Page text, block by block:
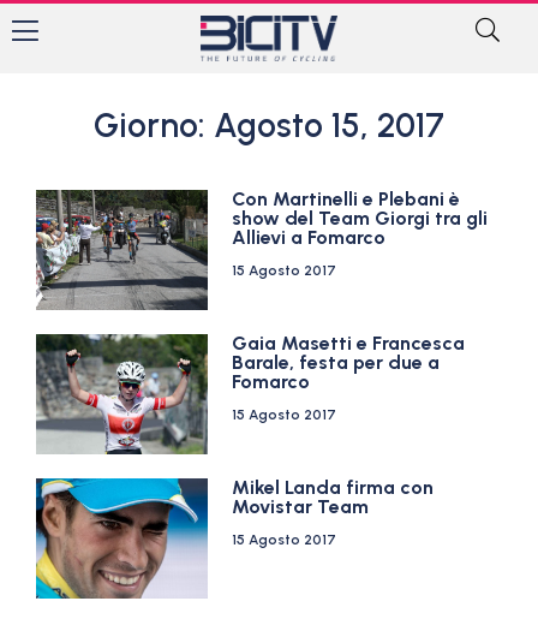
Giorno: Agosto 15, 2017
Con Martinelli e Plebani è
show del Team Giorgi tra gli
Allievi a Fomarco
15 Agosto 2017
Gaia Masetti e Francesca
Barale, festa per due a
Fomarco
15 Agosto 2017
Mikel Landa firma con
Movistar Team
15 Agosto 2017